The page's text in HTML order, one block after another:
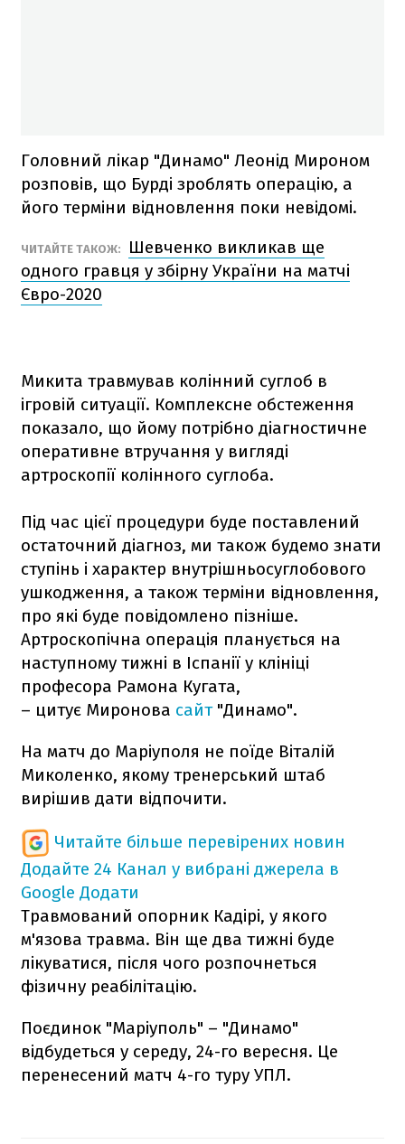
Головний лікар "Динамо" Леонід Мироном
розповів, що Бурді зроблять операцію, а
його терміни відновлення поки невідомі.
ЧИТАЙТЕ ТАКОЖ:
Шевченко викликав ще
одного гравця у збірну України на матчі
Євро-2020
Микита травмував колінний суглоб в
ігровій ситуації. Комплексне обстеження
показало, що йому потрібно діагностичне
оперативне втручання у вигляді
артроскопії колінного суглоба.
Під час цієї процедури буде поставлений
остаточний діагноз, ми також будемо знати
ступінь і характер внутрішньосуглобового
ушкодження, а також терміни відновлення,
про які буде повідомлено пізніше.
Артроскопічна операція планується на
наступному тижні в Іспанії у клініці
професора Рамона Кугата,
– цитує Миронова сайт"Динамо".
На матч до Маріуполя не поїде Віталій
Миколенко, якому тренерський штаб
вирішив дати відпочити.
Читайте більше перевірених новин
Додайте 24 Канал у вибрані джерела в
Google Додати
Травмований опорник Кадірі, у якого
м'язова травма. Він ще два тижні буде
лікуватися, після чого розпочнеться
фізичну реабілітацію.
Поєдинок "Маріуполь" – "Динамо"
відбудеться у середу, 24-го вересня. Це
перенесений матч 4-го туру УПЛ.